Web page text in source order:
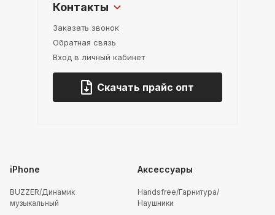
iPhone
BUZZER/Динамик
музыкальный
Аксессуары
Handsfree/Гарнитура/
Наушники
Контакты
Заказать звонок
Обратная связь
Вход в личный кабинет
Скачать прайс опт